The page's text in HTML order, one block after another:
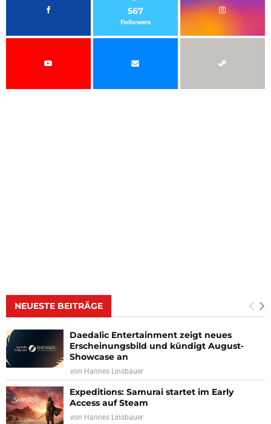
567
Followers
NEUESTE BEITRÄGE
Daedalic Entertainment zeigt neues
Erscheinungsbild und kündigt August-
Showcase an
von Hannes Linsbauer
Expeditions: Samurai startet im Early
Access auf Steam
von Hannes Linsbauer